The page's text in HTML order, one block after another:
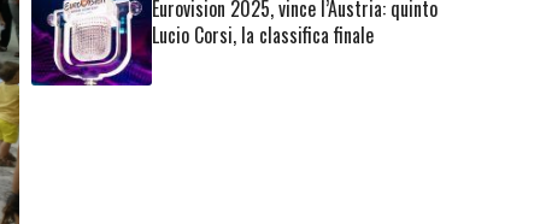
Eurovision 2025, vince l’Austria: quinto
Lucio Corsi, la classifica finale